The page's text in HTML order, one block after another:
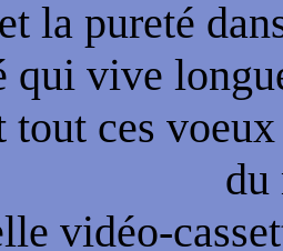
la pureté
qui vive
tout ces
du
vidéo-